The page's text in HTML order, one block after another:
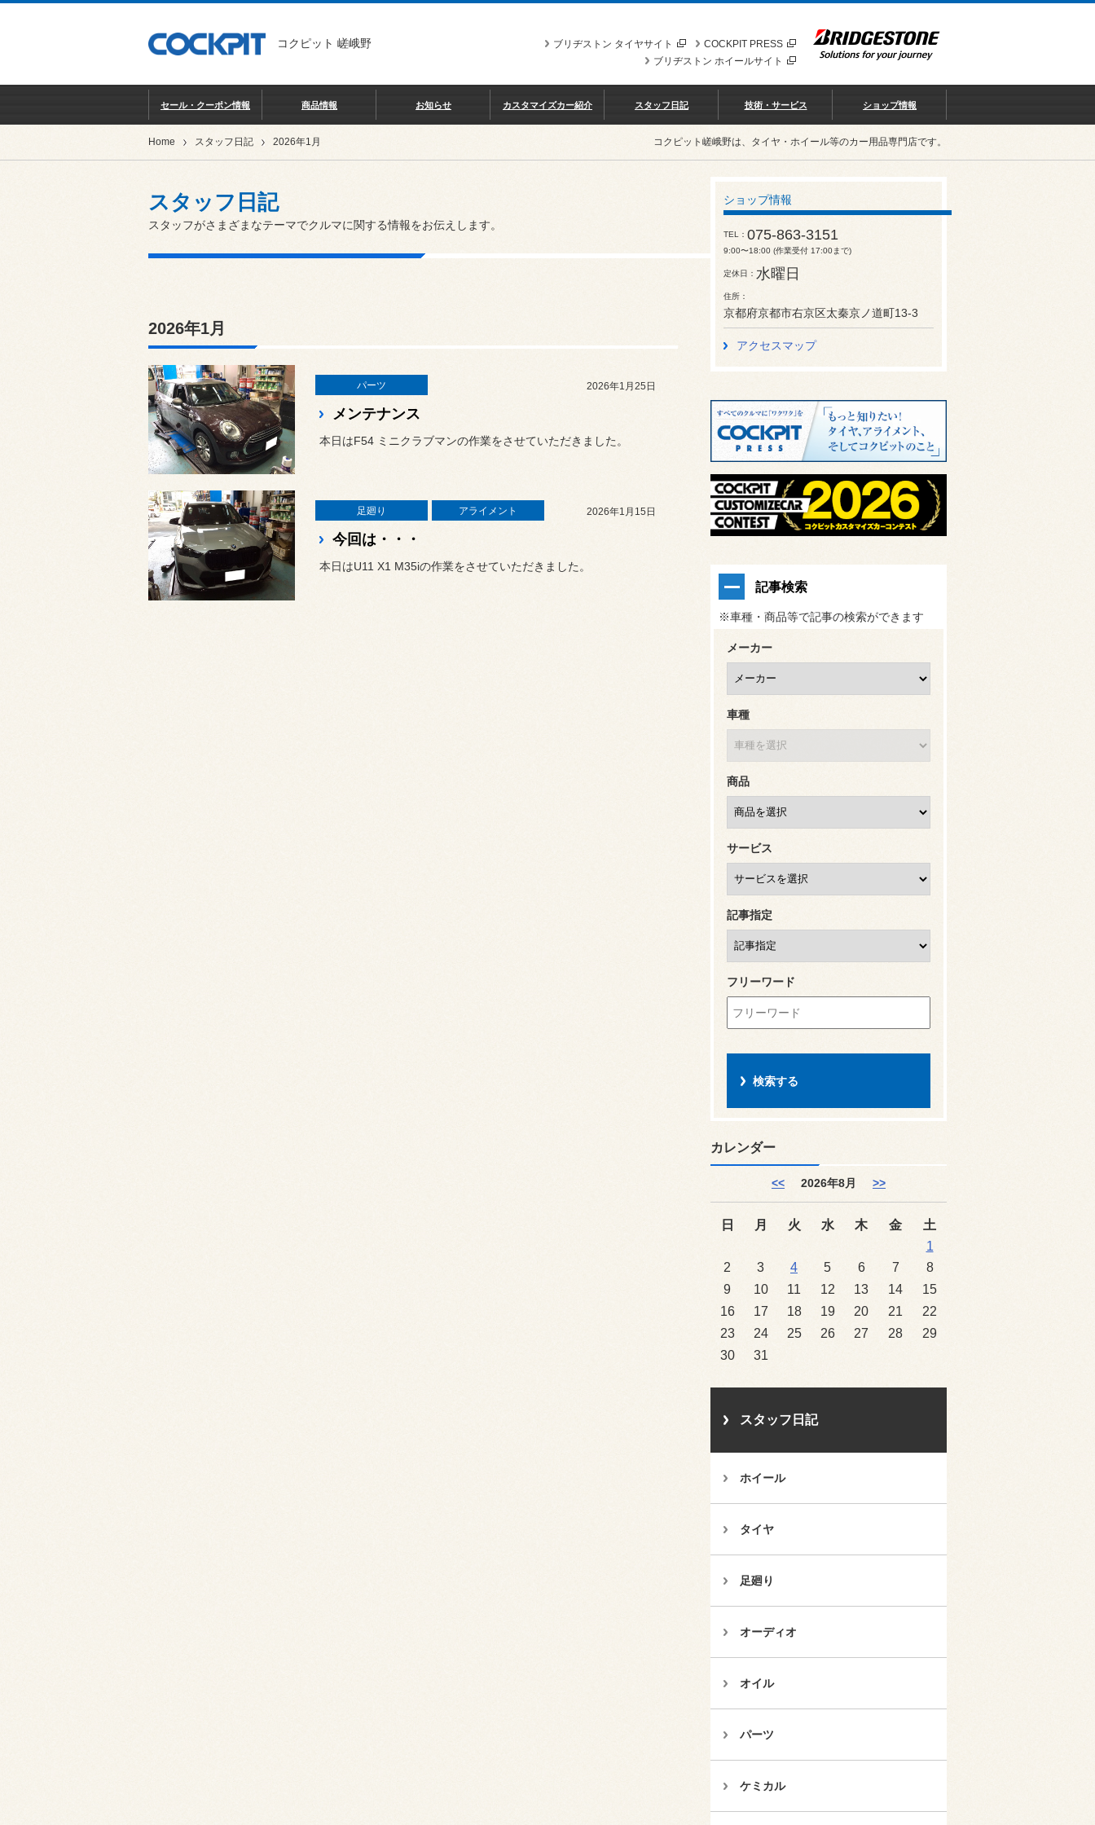
コクピット 嵯峨野 COCKPIT PRESS
ブリヂストン タイヤサイト
ブリヂストン ホイールサイト
セール・クーポン情報 商品情報 お知らせ カスタマイズカー紹介 スタッフ日記 技術・サービス ショップ情報
Home スタッフ日記 2026年1月 コクピット嵯峨野は、タイヤ・ホイール等のカー用品専門店です。
スタッフ日記
スタッフがさまざまなテーマでクルマに関する情報をお伝えします。
2026年1月
パーツ 2026年1月25日
メンテナンス
本日はF54 ミニクラブマンの作業をさせていただきました。
足廻り アライメント 2026年1月15日
今回は・・・
本日はU11 X1 M35iの作業をさせていただきました。
ショップ情報
TEL 075-863-3151
9:00〜18:00 (作業受付 17:00まで)
定休日 水曜日
住所
京都府京都市右京区太秦京ノ道町13-3
アクセスマップ
記事検索
※車種・商品等で記事の検索ができます
メーカー
車種
商品
サービス
記事指定
フリーワード
カレンダー
<< 2026年8月 >>
日 月 火 水 木 金
土
1
2
3 4 5 6 7
8
9
10 11 12 13 14
15
16
17 18 19 20 21
22
23
24 25 26 27 28
29
30
31
スタッフ日記
ホイール
タイヤ
足廻り
オーディオ
オイル
パーツ
ケミカル